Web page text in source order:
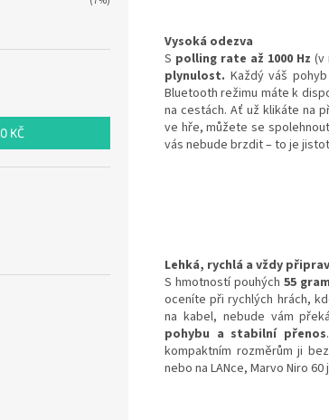
0 KČ
Vysoká odezva
S polling rate až 1000 Hz (v
plynulost. Každý váš
Bluetooth režimu máte k
na cestách. Ať už klikáte na
ve hře, můžete se
vás nebude brzdit – to je
Lehká, rychlá a vždy
S hmotností pouhých55
oceníte při rychlých hrách,
na kabel, nebude vám
pohybu a stabilní přenos
kompaktním rozměrům ji
nebo na LANce, Marvo Niro 60